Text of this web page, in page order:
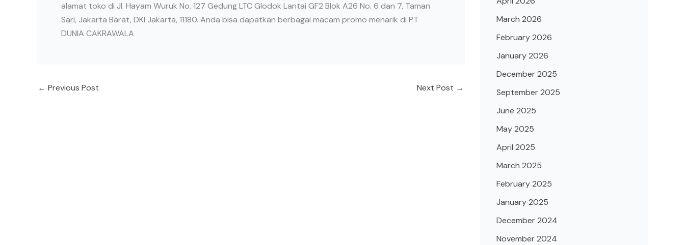
alamat toko di Jl. Hayam Wuruk No. 127 Gedung LTC Glodok Lantai GF2 Blok A26 No. 6 dan 7, Taman
Sari, Jakarta Barat, DKI Jakarta, 11180. Anda bisa dapatkan berbagai macam promo menarik di PT
DUNIA CAKRAWALA
← Previous Post Next Post →
March 2026
February 2026
January 2026
December 2025
September 2025
June 2025
May 2025
April 2025
March 2025
February 2025
January 2025
December 2024
November 2024